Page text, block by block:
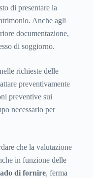
di presentare la
Anche agli
documentazione,
di soggiorno.
richieste delle
preventivamente
preventive sui
necessario per
che la valutazione
in funzione delle
di fornire, ferma